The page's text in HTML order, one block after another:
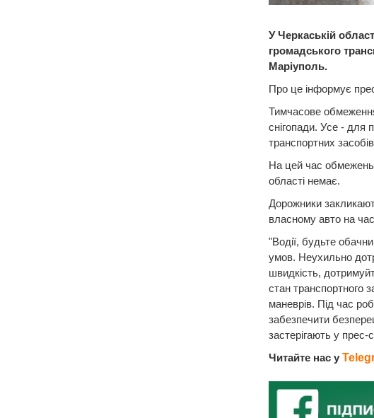
У Черкаській
громадського
Маріуполь.
Про це інформує
Тимчасове
снігопади. Усе - для
транспортних
На цей час обмежень
області немає.
Дорожники
власному авто на
"Водії, будьте
умов. Неухильно
швидкість,
стан транспортного
маневрів. Під час
забезпечити
застерігають у
Читайте нас у